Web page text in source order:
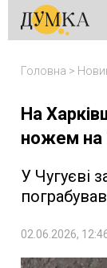
Головна >
На
ножем на
У Чугуєві
02.06.2026,